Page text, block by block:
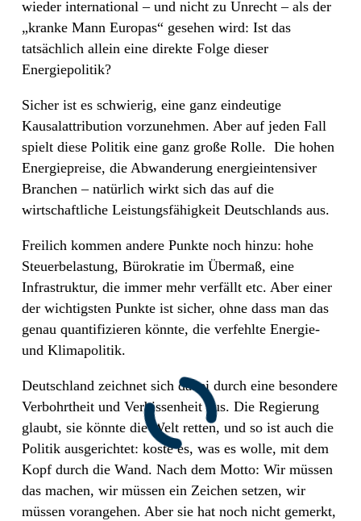
wieder international – und nicht zu Unrecht – als der
„kranke Mann Europas“ gesehen wird: Ist das
tatsächlich allein eine direkte Folge dieser
Energiepolitik?
Sicher ist es schwierig, eine ganz eindeutige
Kausalattribution vorzunehmen. Aber auf jeden Fall
spielt diese Politik eine ganz große Rolle. Die hohen
Energiepreise, die Abwanderung energieintensiver
Branchen – natürlich wirkt sich das auf die
wirtschaftliche Leistungsfähigkeit Deutschlands aus.
Freilich kommen andere Punkte noch hinzu: hohe
Steuerbelastung, Bürokratie im Übermaß, eine
Infrastruktur, die immer mehr verfällt etc. Aber einer
der wichtigsten Punkte ist sicher, ohne dass man das
genau quantifizieren könnte, die verfehlte Energie-
und Klimapolitik.
Deutschland zeichnet sich dabei durch eine besondere
Verbohrtheit und Verbissenheit aus. Die Regierung
glaubt, sie könnte die Welt retten, und so ist auch die
Politik ausgerichtet: koste es, was es wolle, mit dem
Kopf durch die Wand. Nach dem Motto: Wir müssen
das machen, wir müssen ein Zeichen setzen, wir
müssen vorangehen. Aber sie hat noch nicht gemerkt,